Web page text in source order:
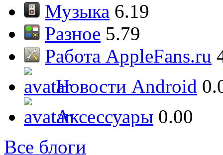
Музыка 6.19
Разное 5.79
Работа AppleFans.ru
Новости Android
Аксессуары 0.00
Все блоги